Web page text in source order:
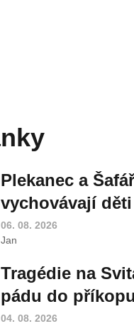
Plekanec a
vychovávají
06. 08. 2026
Jan
Tragédie na
pádu do
04. 08. 2026